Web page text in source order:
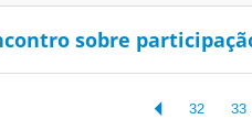
sobre
32 33